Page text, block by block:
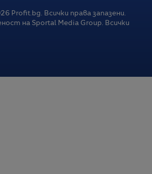
Profit.bg. Всички права запазени.
на Sportal Media Group. Всички